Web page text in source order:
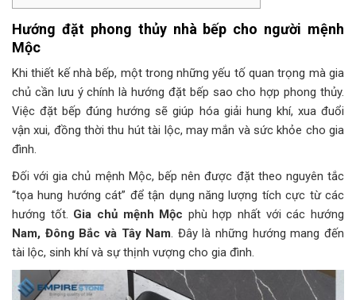
Hướng đặt phong thủy nhà bếp cho người mệnh
Mộc
Khi thiết kế nhà bếp, một trong những yếu tố quan trọng mà gia
chủ cần lưu ý chính là hướng đặt bếp sao cho hợp phong thủy.
Việc đặt bếp đúng hướng sẽ giúp hóa giải hung khí, xua đuổi
vận xui, đồng thời thu hút tài lộc, may mắn và sức khỏe cho gia
đình.
Đối với gia chủ mệnh Mộc, bếp nên được đặt theo nguyên tắc
“tọa hung hướng cát” để tận dụng năng lượng tích cực từ các
hướng tốt. Gia chủ mệnh Mộc phù hợp nhất với các hướng
Nam, Đông Bắc và Tây Nam. Đây là những hướng mang đến
tài lộc, sinh khí và sự thịnh vượng cho gia đình.